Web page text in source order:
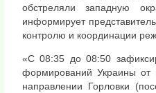
обстреляли западную
информирует
контролю и координации
«С 08:35 до 08:50
формирований Украины
направлении Горловки